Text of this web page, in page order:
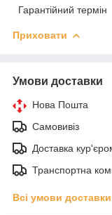
Гарантійний термін
Приховати
Умови доставки
Нова Пошта
Самовивіз
Доставка
Транспортна
Всі умови доставки